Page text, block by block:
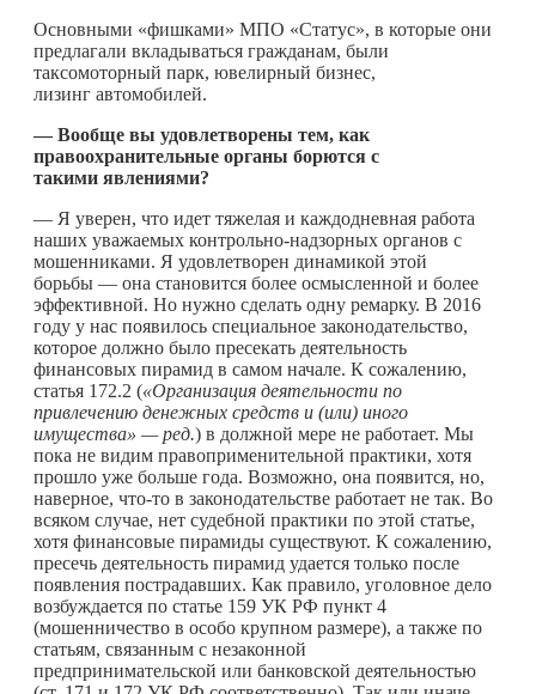
Основными «фишками» МПО «Статус», в которые они
предлагали вкладываться гражданам, были
таксомоторный парк, ювелирный бизнес,
лизинг автомобилей.
— Вообще вы удовлетворены тем, как
правоохранительные органы борются с
такими явлениями?
— Я уверен, что идет тяжелая и каждодневная работа
наших уважаемых контрольно-надзорных органов с
мошенниками. Я удовлетворен динамикой этой
борьбы — она становится более осмысленной и более
эффективной. Но нужно сделать одну ремарку. В 2016
году у нас появилось специальное законодательство,
которое должно было пресекать деятельность
финансовых пирамид в самом начале. К сожалению,
статья 172.2 («Организация деятельности по
привлечению денежных средств и (или) иного
имущества» — ред.) в должной мере не работает. Мы
пока не видим правоприменительной практики, хотя
прошло уже больше года. Возможно, она появится, но,
наверное, что-то в законодательстве работает не так. Во
всяком случае, нет судебной практики по этой статье,
хотя финансовые пирамиды существуют. К сожалению,
пресечь деятельность пирамид удается только после
появления пострадавших. Как правило, уголовное дело
возбуждается по статье 159 УК РФ пункт 4
(мошенничество в особо крупном размере), а также по
статьям, связанным с незаконной
предпринимательской или банковской деятельностью